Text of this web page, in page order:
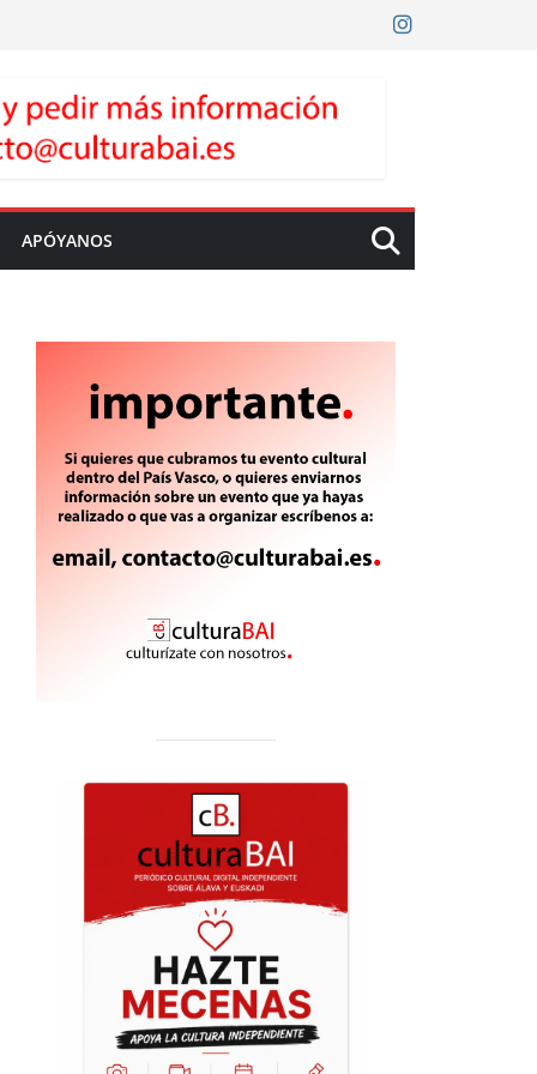
APÓYANOS